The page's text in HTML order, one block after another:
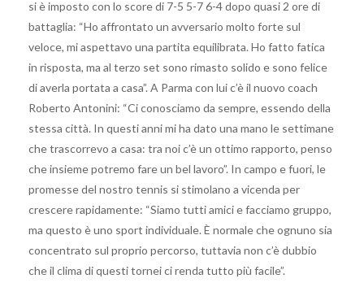
si è imposto con lo score di 7-5 5-7 6-4 dopo quasi 2 ore di
battaglia: “Ho affrontato un avversario molto forte sul
veloce, mi aspettavo una partita equilibrata. Ho fatto fatica
in risposta, ma al terzo set sono rimasto solido e sono felice
di averla portata a casa”. A Parma con lui c’è il nuovo coach
Roberto Antonini: “Ci conosciamo da sempre, essendo della
stessa città. In questi anni mi ha dato una mano le settimane
che trascorrevo a casa: tra noi c’è un ottimo rapporto, penso
che insieme potremo fare un bel lavoro”. In campo e fuori, le
promesse del nostro tennis si stimolano a vicenda per
crescere rapidamente: “Siamo tutti amici e facciamo gruppo,
ma questo è uno sport individuale. È normale che ognuno sia
concentrato sul proprio percorso, tuttavia non c’è dubbio
che il clima di questi tornei ci renda tutto più facile”.